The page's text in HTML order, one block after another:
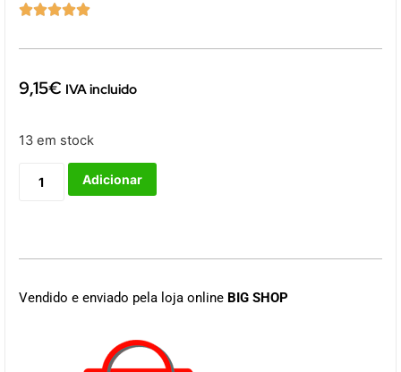

9,15€ IVA incluido
13 em stock
Adicionar
Vendido e enviado pela loja online BIG SHOP